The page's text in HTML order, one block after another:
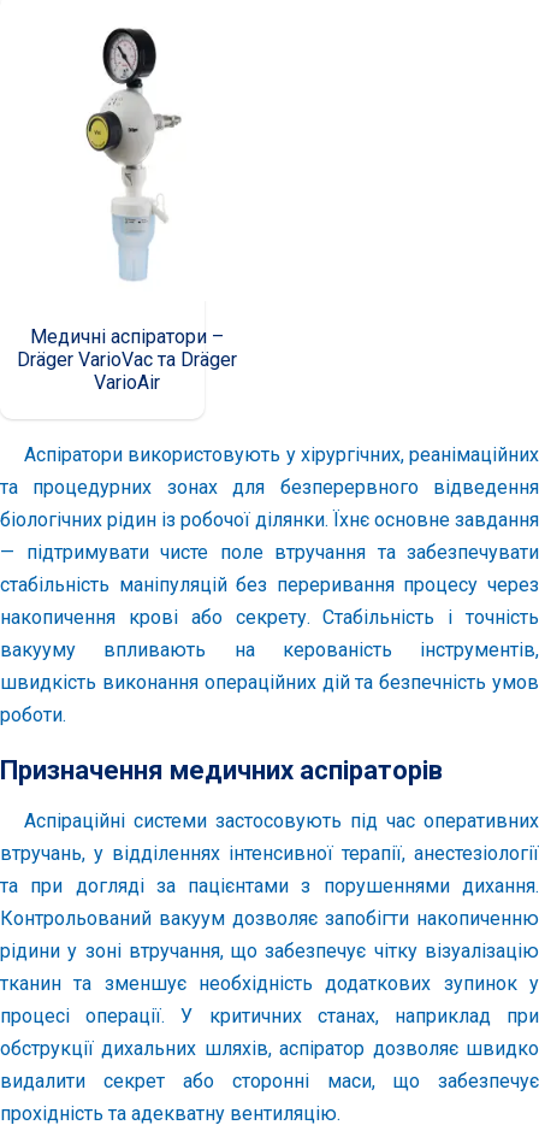
Медичні аспіратори –
Dräger VarioVac та Dräger
VarioAir
Аспіратори використовують у хірургічних, реанімаційних
та процедурних зонах для безперервного відведення
біологічних рідин із робочої ділянки. Їхнє основне завдання
— підтримувати чисте поле втручання та забезпечувати
стабільність маніпуляцій без переривання процесу через
накопичення крові або секрету. Стабільність і точність
вакууму впливають на керованість інструментів,
швидкість виконання операційних дій та безпечність умов
роботи.
Призначення медичних аспіраторів
Аспіраційні системи застосовують під час оперативних
втручань, у відділеннях інтенсивної терапії, анестезіології
та при догляді за пацієнтами з порушеннями дихання.
Контрольований вакуум дозволяє запобігти накопиченню
рідини у зоні втручання, що забезпечує чітку візуалізацію
тканин та зменшує необхідність додаткових зупинок у
процесі операції. У критичних станах, наприклад при
обструкції дихальних шляхів, аспіратор дозволяє швидко
видалити секрет або сторонні маси, що забезпечує
прохідність та адекватну вентиляцію.